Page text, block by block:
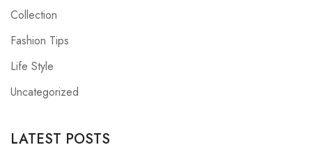
Collection
Fashion Tips
Life Style
Uncategorized
LATEST POSTS